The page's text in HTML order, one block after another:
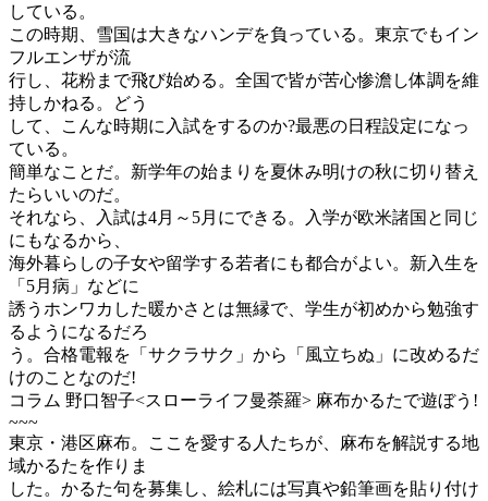
している。
この時期、雪国は大きなハンデを負っている。東京でもイン
フルエンザが流
行し、花粉まで飛び始める。全国で皆が苦心惨澹し体調を維
持しかねる。どう
して、こんな時期に入試をするのか?最悪の日程設定になっ
ている。
簡単なことだ。新学年の始まりを夏休み明けの秋に切り替え
たらいいのだ。
それなら、入試は4月～5月にできる。入学が欧米諸国と同じ
にもなるから、
海外暮らしの子女や留学する若者にも都合がよい。新入生を
「5月病」などに
誘うホンワカした暖かさとは無縁で、学生が初めから勉強す
るようになるだろ
う。合格電報を「サクラサク」から「風立ちぬ」に改めるだ
けのことなのだ!
コラム 野口智子<スローライフ曼荼羅> 麻布かるたで遊ぼう!
~~~
東京・港区麻布。ここを愛する人たちが、麻布を解説する地
域かるたを作りま
した。かるた句を募集し、絵札には写真や鉛筆画を貼り付け